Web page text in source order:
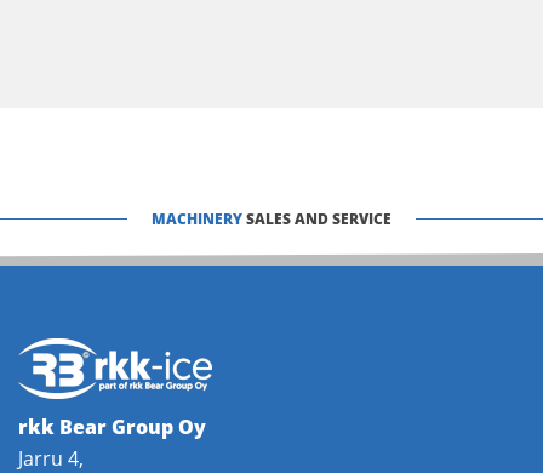
MACHINERYSALES AND SERVICE
rkk Bear Group Oy
Jarru 4,